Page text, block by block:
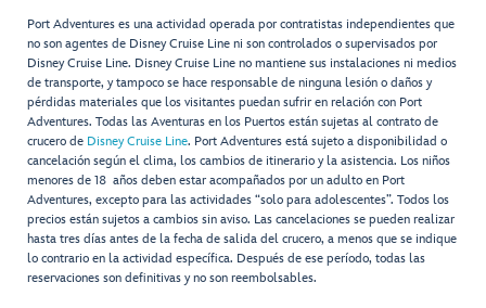
Port Adventures es una actividad operada por contratistas independientes que
no son agentes de Disney Cruise Line ni son controlados o supervisados por
Disney Cruise Line. Disney Cruise Line no mantiene sus instalaciones ni medios
de transporte, y tampoco se hace responsable de ninguna lesión o daños y
pérdidas materiales que los visitantes puedan sufrir en relación con Port
Adventures. Todas las Aventuras en los Puertos están sujetas al contrato de
crucero de Disney Cruise Line. Port Adventures está sujeto a disponibilidad o
cancelación según el clima, los cambios de itinerario y la asistencia. Los niños
menores de 18 años deben estar acompañados por un adulto en Port
Adventures, excepto para las actividades “solo para adolescentes”. Todos los
precios están sujetos a cambios sin aviso. Las cancelaciones se pueden realizar
hasta tres días antes de la fecha de salida del crucero, a menos que se indique
lo contrario en la actividad específica. Después de ese período, todas las
reservaciones son definitivas y no son reembolsables.